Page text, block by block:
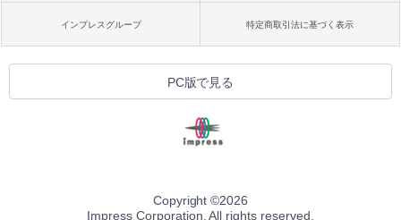
インプレスグループ 特定商取引法に基づく表示
PC版で見る
Copyright ©2026
Impress Corporation. All rights reserved.